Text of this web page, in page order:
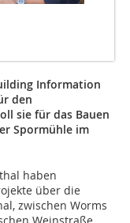
Information
den
sie für das Bauen
Spormühle im
haben
über die
zwischen Worms